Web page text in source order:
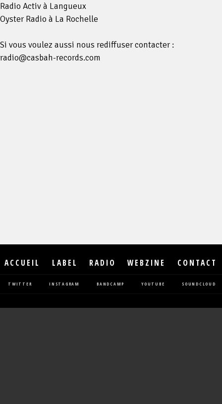
Radio Activ à Langueux
Oyster Radio à La Rochelle
Si vous voulez aussi nous rediffuser contacter :
radio@casbah-records.com
ACCUEIL LABEL RADIO WEBZINE CONTACT
TWITTER INSTAGRAM BANDCAMP YOUTUBE SOUNDCLOUD